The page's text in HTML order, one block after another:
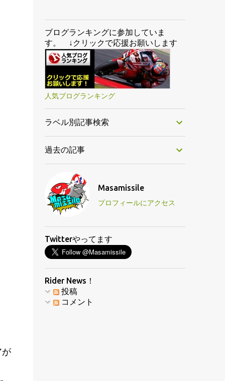
が
ブログランキングに参加していま
す。 ↓クリックで応援お願いします
人気ブログランキング
ラベル別記事検索
過去の記事
Masamissile
プロフィールにアクセス
Twitterやってます
Rider News！
投稿
コメント